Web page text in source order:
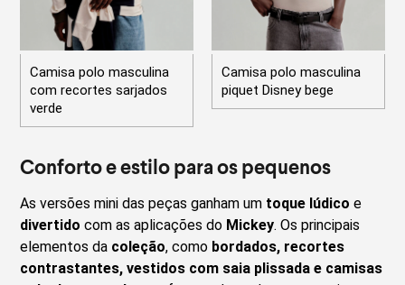
Camisa polo masculina
com recortes sarjados
verde
Camisa polo masculina
piquet Disney bege
Conforto e estilo para os pequenos
As versões mini das peças ganham um toque lúdico e
divertido com as aplicações do Mickey. Os principais
elementos da coleção, como bordados, recortes
contrastantes, vestidos com saia plissada e camisas